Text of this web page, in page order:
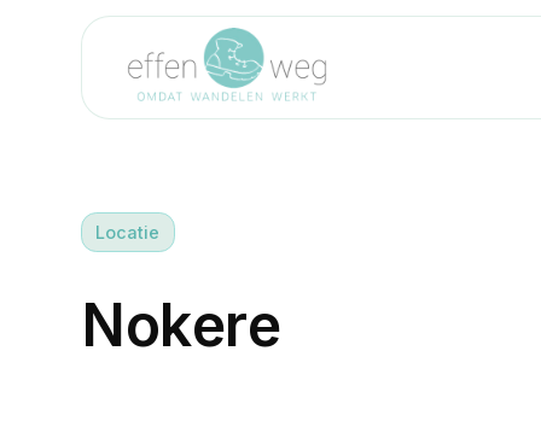
Locatie
Nokere